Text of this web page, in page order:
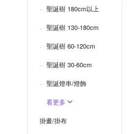
聖誕樹 180cm以上
聖誕樹 130-180cm
聖誕樹 60-120cm
聖誕樹 30-60cm
聖誕燈串/燈飾
看更多
掛畫/掛布